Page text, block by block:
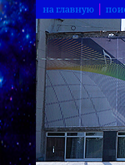
на главную